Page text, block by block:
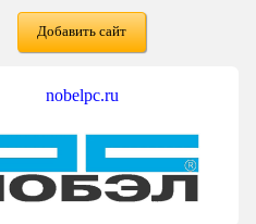
Добавить сайт
nobelpc.ru